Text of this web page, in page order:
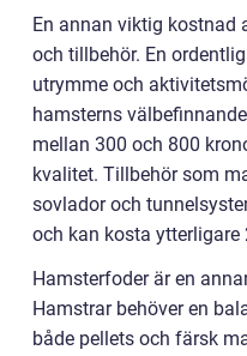
En annan viktig kostnad
och tillbehör. En
utrymme och
hamsterns
mellan 300 och 800
kvalitet. Tillbehör som
sovlador och
och kan kosta ytterligare
Hamsterfoder är en
Hamstrar behöver en
både pellets och färsk